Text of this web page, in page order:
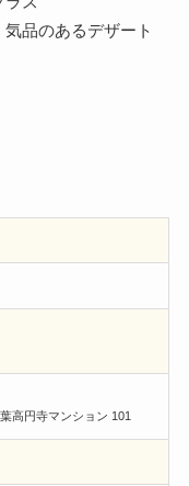
品のあるデザート
高円寺マンション 101